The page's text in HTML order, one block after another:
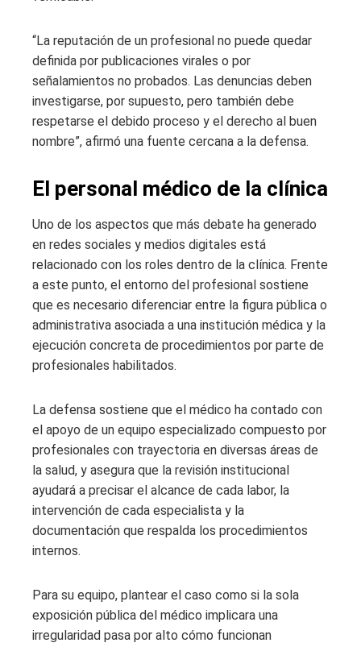
“La reputación de un profesional no puede quedar
definida por publicaciones virales o por
señalamientos no probados. Las denuncias deben
investigarse, por supuesto, pero también debe
respetarse el debido proceso y el derecho al buen
nombre”, afirmó una fuente cercana a la defensa.
El personal médico de la clínica
Uno de los aspectos que más debate ha generado
en redes sociales y medios digitales está
relacionado con los roles dentro de la clínica. Frente
a este punto, el entorno del profesional sostiene
que es necesario diferenciar entre la figura pública o
administrativa asociada a una institución médica y la
ejecución concreta de procedimientos por parte de
profesionales habilitados.
La defensa sostiene que el médico ha contado con
el apoyo de un equipo especializado compuesto por
profesionales con trayectoria en diversas áreas de
la salud, y asegura que la revisión institucional
ayudará a precisar el alcance de cada labor, la
intervención de cada especialista y la
documentación que respalda los procedimientos
internos.
Para su equipo, plantear el caso como si la sola
exposición pública del médico implicara una
irregularidad pasa por alto cómo funcionan